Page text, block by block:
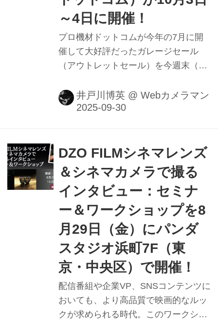
～4日に開催！
プロ機材ドットコムが今年の7月に開
催して大好評だったガレージセール
（アウトレットセール）を今週末（10
スタジオ浜町で開催する。
井戸川博英 @ Webカメラマン
DZO FILMシネマレンズ
＆シネマカメラで撮る
インタビュー：セミナ
ー＆ワークショップを8
月29日（金）にパンダ
スタジオ浜町7F（東
京・中央区）で開催！
配信番組や企業VP、SNSコンテンツに
おいても、より高品質で映画的なルッ
クが求められる時代。このワークショ